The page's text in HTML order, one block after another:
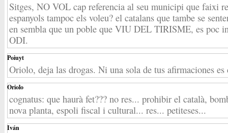
Sitges, NO VOL cap referencia al seu municipi que faixi
espanyols tampoc els voleu? el catalans que tambe se
en sembla que un poble que VIU DEL TIRISME, es poc
ODI.
Poiuyt
Oriolo, deja las drogas. Ni una sola de tus afirmaciones es
Oriolo
cognatus: que haurà fet??? no res... prohibir el català,
nova planta, espoli fiscal i cultural... res... petiteses...
Iván